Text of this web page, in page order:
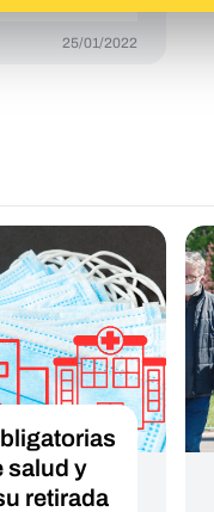
25/01/2022
salud y
retirada